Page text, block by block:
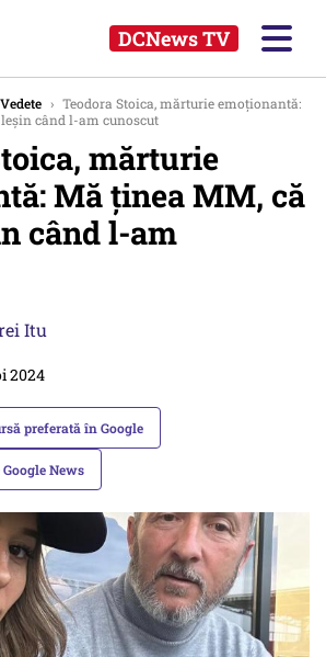
DCNews TV
Vedete › Teodora Stoica, mărturie emoționantă:
când l-am cunoscut
mărturie
Mă ținea MM, că
când l-am
Itu
2024
preferată în Google
News